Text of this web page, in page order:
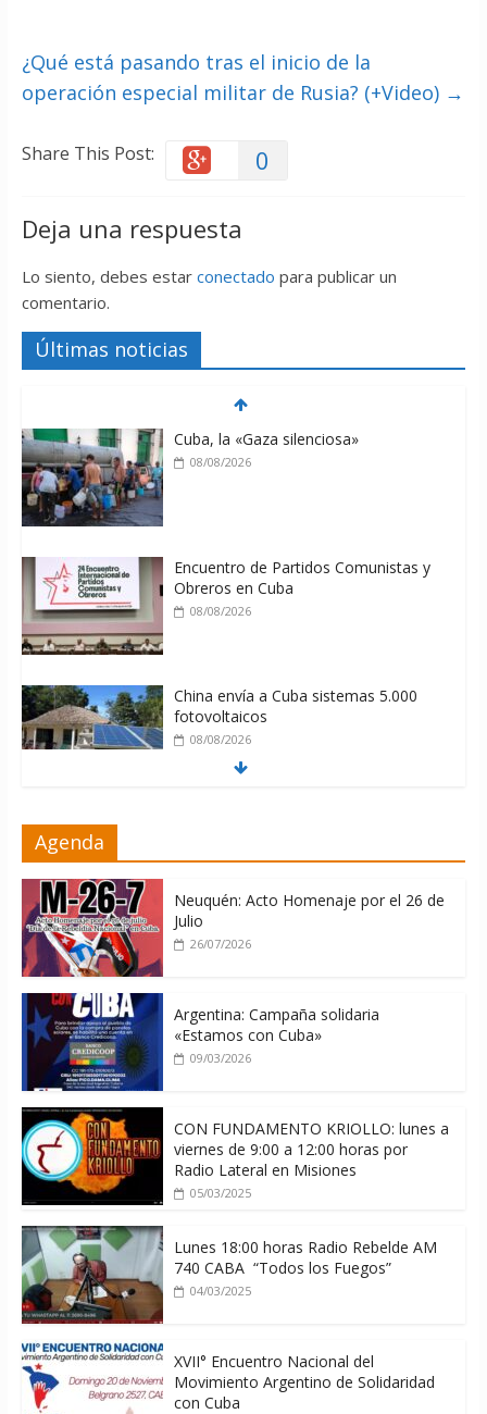
¿Qué está pasando tras el inicio de la
operación especial militar de Rusia? (+Video) →
Share This Post: 0
Deja una respuesta
Lo siento, debes estar conectado para publicar un
comentario.
Últimas noticias
Cuba, la «Gaza silenciosa»
08/08/2026
Encuentro de Partidos Comunistas y
Obreros en Cuba
08/08/2026
China envía a Cuba sistemas 5.000
fotovoltaicos
08/08/2026
Cuba
Agenda
Neuquén: Acto Homenaje por el 26 de
Julio
26/07/2026
Argentina: Campaña solidaria
«Estamos con Cuba»
09/03/2026
CON FUNDAMENTO KRIOLLO: lunes a
viernes de 9:00 a 12:00 horas por
Radio Lateral en Misiones
05/03/2025
Lunes 18:00 horas Radio Rebelde AM
740 CABA “Todos los Fuegos”
04/03/2025
XVII° Encuentro Nacional del
Movimiento Argentino de Solidaridad
con Cuba